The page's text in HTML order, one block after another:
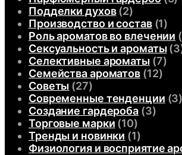
Подделки духов(2)
Производство и состав(1)
Роль ароматов во влечении
Сексуальность и ароматы
Селективные ароматы(7)
Семейства ароматов(12)
Советы (27)
Современные тенденции (3)
Создание гардероба(3)
Торговые марки (10)
Тренды и новинки (1)
Физиология и восприятие